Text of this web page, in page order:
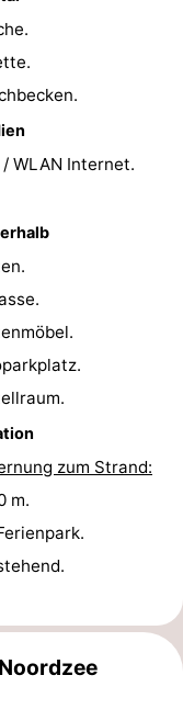
/ WLAN Internet.
zum Strand:
m.